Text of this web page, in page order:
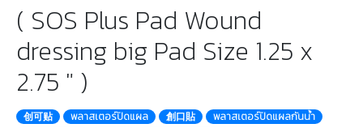
( SOS Plus Pad Wound
dressing big Pad Size 1.25 x
2.75 " )
创可贴 พลาสเตอร์ปิดแผล 創口貼
พลาสเตอร์ปิดแผลกันน้ำ